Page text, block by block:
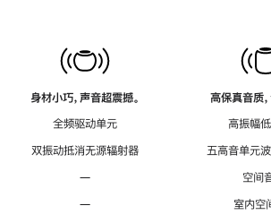
身材小巧，声音超震撼。
全频驱动单元
双振动抵消无源辐射器
—
—
高保真音质
高振幅
五高音单元
空间
室内空